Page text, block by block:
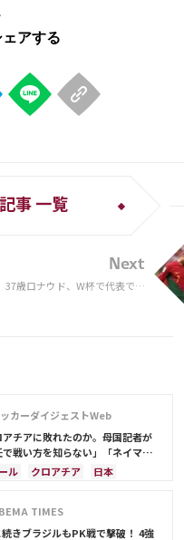
事 一覧
Next
37歳ロナウド、W杯で代表での
カーダイジェストWeb
チアに敗れたのか。母国記者が
戦い方を知らない」「ネイマー
なれない」【W杯】
ル クロアチア
日本
オランダ
ポルトガル
ルーン 韓国 日本代表
TIMES
きブラジルもPK戦で撃破！ 4強